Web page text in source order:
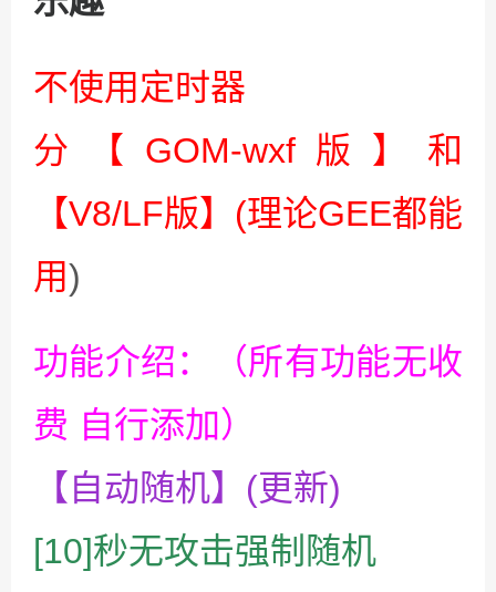
不使用定时器
分【GOM-wxf版】和
【V8/LF版】(理论GEE都能
用)
功能介绍：（所有功能无收
费 自行添加）
【自动随机】(更新)
[10]秒无攻击强制随机